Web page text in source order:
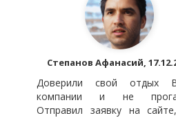
Степанов Афанасий,
Доверили свой отдых
компании и не
Отправил заявку на